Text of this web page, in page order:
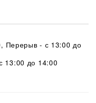
Перерыв - с 13:00 до
13:00 до 14:00